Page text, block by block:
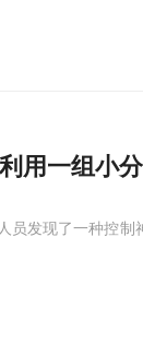
用一组小
员发现了一种控